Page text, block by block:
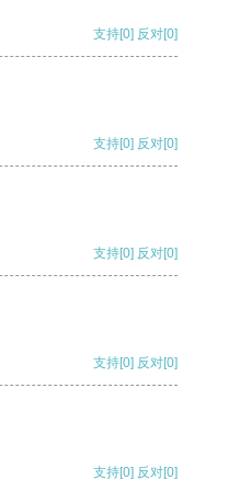
支持[0] 反对[0]
支持[0] 反对[0]
支持[0] 反对[0]
支持[0] 反对[0]
支持[0] 反对[0]